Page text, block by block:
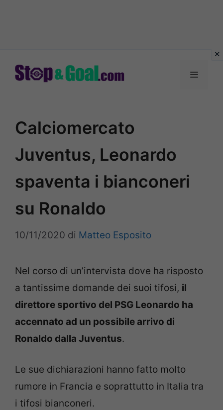
Menu
Calciomercato
Juventus, Leonardo
spaventa i bianconeri
su Ronaldo
10/11/2020 di Matteo Esposito
Nel corso di un’intervista dove ha risposto
a tantissime domande dei suoi tifosi, il
direttore sportivo del PSG Leonardo ha
accennato ad un possibile arrivo di
Ronaldo dalla Juventus.
Le sue dichiarazioni hanno fatto molto
rumore in Francia e soprattutto in Italia tra
i tifosi bianconeri.